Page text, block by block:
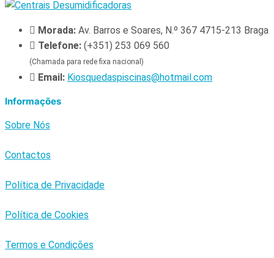
Morada: Av. Barros e Soares, N.º 367 4715-213 Braga
Telefone: (+351) 253 069 560
(Chamada para rede fixa nacional)
Email: Kiosquedaspiscinas@hotmail.com
Informações
Sobre Nós
Contactos
Política de Privacidade
Política de Cookies
Termos e Condições